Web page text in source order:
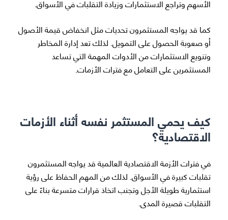
الأسهم وتراجع الاستثمارات وزيادة التقلبات في الأسواق.
كما قد يواجه المستثمرون تحديات مثل انخفاض قيمة الأصول
أو صعوبة الحصول على التمويل. لذلك تعد إدارة المخاطر
وتنويع الاستثمارات من الأدوات المهمة التي تساعد
المستثمرين على التعامل مع فترات الأزمات.
كيف يحمي المستثمر نفسه أثناء الأزمات
الاقتصادية؟
في فترات الأزمة الاقتصادية العالمية قد يواجه المستثمرون
تقلبات كبيرة في الأسواق. لذلك من المهم الحفاظ على رؤية
استثمارية طويلة الأجل وتجنب اتخاذ قرارات متسرعة بناءً على
التقلبات قصيرة المدى.